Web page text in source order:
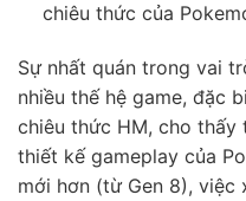
chiêu thức của
Sự nhất quán trong vai
nhiều thế hệ game, đặc
chiêu thức HM, cho
thiết kế gameplay của
mới hơn (từ Gen 8), việc